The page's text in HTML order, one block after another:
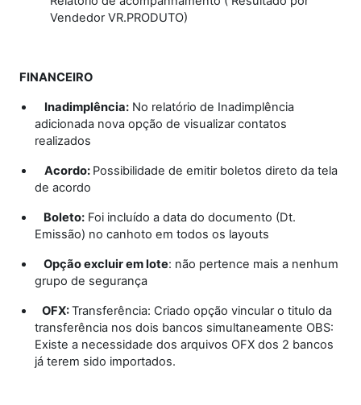
Vendedor VR.PRODUTO)
FINANCEIRO
Inadimplência: No relatório de Inadimplência
adicionada nova opção de visualizar contatos
realizados
Acordo: Possibilidade de emitir boletos direto da tela
de acordo
Boleto: Foi incluído a data do documento (Dt.
Emissão) no canhoto em todos os layouts
Opção excluir em lote: não pertence mais a nenhum
grupo de segurança
OFX:Transferência: Criado opção vincular o titulo da
transferência nos dois bancos simultaneamente OBS:
Existe a necessidade dos arquivos OFX dos 2 bancos
já terem sido importados.